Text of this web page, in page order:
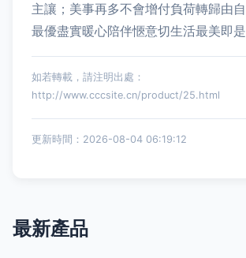
主讓；美事再多不會增付負荷轉歸由
最優盡實暖心陪伴愜意切生活最美即是
如若轉載，請注明出處：
http://www.cccsite.cn/product/25.html
更新時間：2026-08-04 06:19:12
最新產品